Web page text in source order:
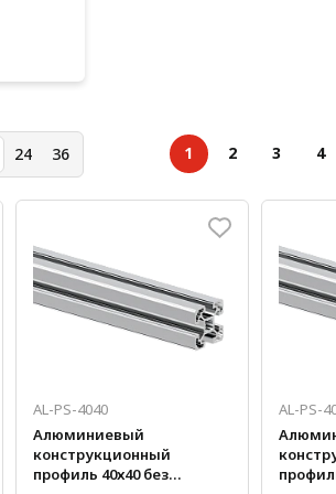
24 36 1 2 3 4
AL-PS-4040
Алюминиевый
конструкционный
профиль 40х40 без
AL-PS-